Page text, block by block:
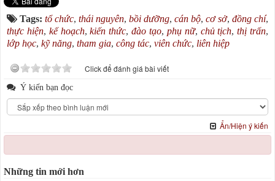
Tags: tổ chức, thái nguyên, bồi dưỡng, cán bộ, cơ sở, đồng chí,
thực hiện, kế hoạch,kiến thức,đào tạo, phụ nữ, chủ tịch,thị trấn,
lớp học, kỹ năng, tham gia, công tác, viên chức, liên hiệp
Click để đánh giá bài viết
Ý kiến bạn đọc
Ẩn/Hiện ý kiến
Những tin mới hơn